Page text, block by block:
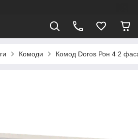
Комоди Комод Doros Рон 4 2